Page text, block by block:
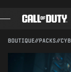
BOUTIQUE//PACKS//
Compatible